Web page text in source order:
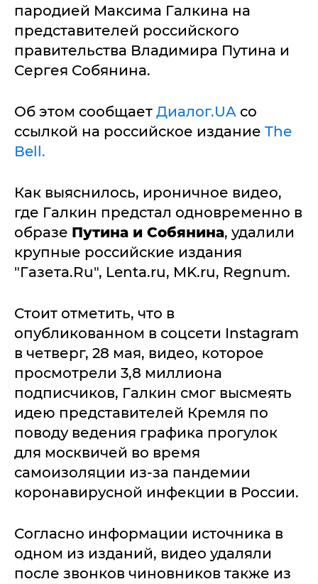
пародией Максима Галкина на
представителей российского
правительства Владимира Путина и
Сергея Собянина.
Об этом сообщает Диалог.UA со
ссылкой на российское издание The
Вell.
Как выяснилось, ироничное видео,
где Галкин предстал одновременно в
образе Путина и Собянина, удалили
крупные российские издания
"Газета.Ru", Lenta.ru, MK.ru, Regnum.
Стоит отметить, что в
опубликованном в соцсети Instagram
в четверг, 28 мая, видео, которое
просмотрели 3,8 миллиона
подписчиков, Галкин смог высмеять
идею представителей Кремля по
поводу ведения графика прогулок
для москвичей во время
самоизоляции из-за пандемии
коронавирусной инфекции в России.
Согласно информации источника в
одном из изданий, видео удаляли
после звонков чиновников также из